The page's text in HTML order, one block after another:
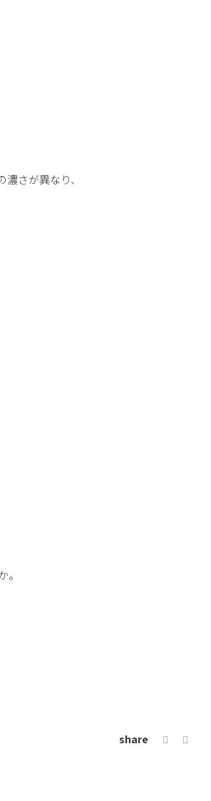
さが異なり、
。
share